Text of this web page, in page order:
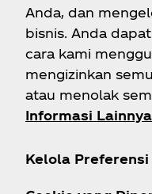
B. Pemenang
C. Semua biaya
untuk datang ke
PT
pemenang
PT.
masuk
Anda, dan
bisnis. Anda
cara kami
mengizinkan
atau menolak
Informasi Lainnya
Kelola